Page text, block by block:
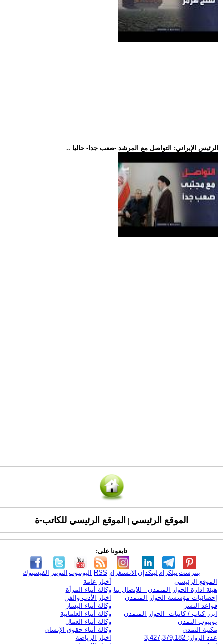
.. الرئيس الإيراني: التواصل مع المرشد -صعب جدا- حاليا
الموقع الرئيسي الموقع الرئيسي للكاتب-ة
تابعونا على:
الفيسبوك التويتر اليوتيوب RSS الانستغرام لينكدإن تيلكرامبنترست
الموقع الرئيسي
هيئة ادارة الحوار المتمدن - للإتصال بنا
إحصائيات مؤسسة الحوار المتمدن
قواعد النشر
ابرز كتاب / كاتبات الحوار المتمدن
يوتيوب التمدن
مكتبة التمدن
عدد الزوار: 3,427,379,182
أخبار عامة
وكالة أنباء المرأة
اخبار الأدب والفن
وكالة أنباء اليسار
وكالة أنباء العلمانية
وكالة أنباء العمال
وكالة أنباء حقوق الإنسان
اخبار الرياضة